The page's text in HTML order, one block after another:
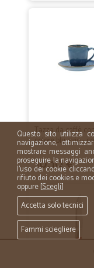
Tazza da caffè
colore blu avio -
concerto
10,10 €
Questo sito utilizza
navigazione,
mostrare messaggi
proseguire la
l'uso dei cookie
rifiuto dei cookies e
oppure [Scegli]
Accetta solo tecnici
Fammi sciegliere